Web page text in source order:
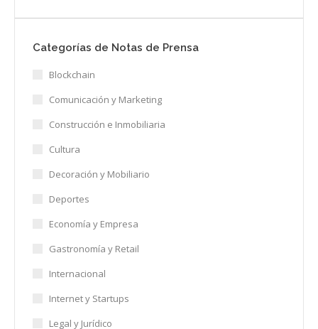
Categorías de Notas de Prensa
Blockchain
Comunicación y Marketing
Construcción e Inmobiliaria
Cultura
Decoración y Mobiliario
Deportes
Economía y Empresa
Gastronomía y Retail
Internacional
Internet y Startups
Legal y Jurídico